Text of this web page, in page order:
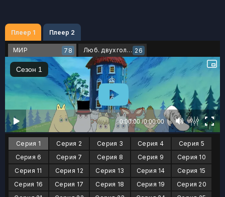
Плеер 1 Плеер 2
МИР 78 Люб. двухголосый 26
Серия 1 Серия 2 Серия 3 Серия 4
Серия 5
Серия 6
Серия 7 Серия 8 Серия 9
Серия 10
Серия 11
Серия 12 Серия 13 Серия 14
Серия 15
Серия 16
Серия 17 Серия 18 Серия 19
Серия 20